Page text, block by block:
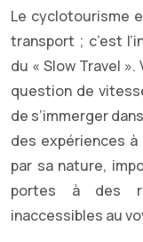
Le cyclotourisme
transport ; c’est
du « Slow Travel
question de
de s’immerger
des expériences
par sa nature,
portes à des
inaccessibles au